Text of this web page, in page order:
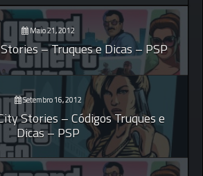
Maio 21, 2012
– Truques e Dicas – PSP
Setembro 16, 2012
Stories – Códigos Truques e
Dicas – PSP